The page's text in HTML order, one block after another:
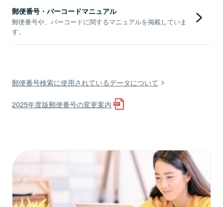
郵便番号・バーコードマニュアル
郵便番号や、バーコードに関するマニュアルを掲載していま
す。
郵便番号検索に使用されているデータについて
2025年度版郵便番号の変更案内